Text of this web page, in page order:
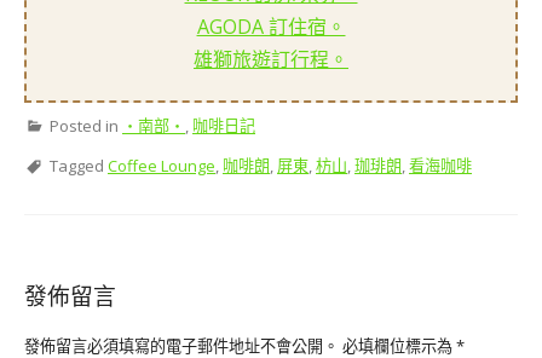
AGODA 訂住宿。
雄獅旅遊訂行程。
Posted in ‧南部‧ , 咖啡日記
Tagged Coffee Lounge, 咖啡朗, 屏東,枋山,珈琲朗,看海咖啡
發佈留言
發佈留言必須填寫的電子郵件地址不會公開。 必填欄位標示為*